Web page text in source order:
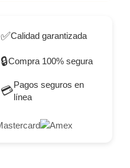
✅Calidad garantizada
🔒Compra 100% segura
💳Pagos seguros en
línea